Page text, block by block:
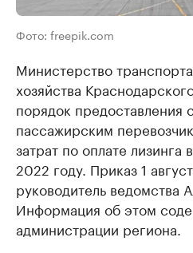
Фото: freepik.com
Министерство
хозяйства
порядок предоставления
пассажирским
затрат по оплате лизинга
2022 году. Приказ 1
руководитель ведомства
Информация об этом
администрации региона.